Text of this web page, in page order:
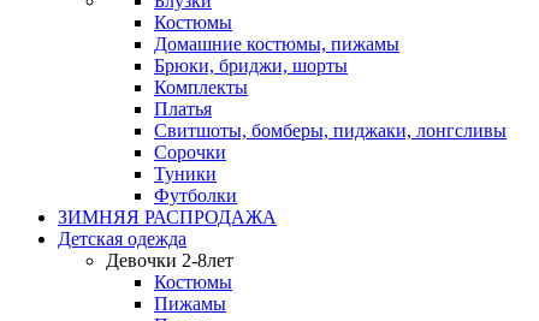
Костюмы
Домашние костюмы, пижамы
Брюки, бриджи, шорты
Комплекты
Платья
Свитшоты, бомберы, пиджаки, лонгсливы
Сорочки
Туники
Футболки
ЗИМНЯЯ РАСПРОДАЖА
Детская одежда
Девочки 2-8лет
Костюмы
Пижамы